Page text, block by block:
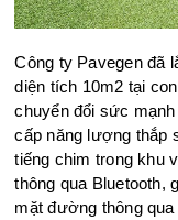
Công ty Pavegen đã
diện tích 10m2 tại
chuyển đổi sức
cấp năng lượng thắp
tiếng chim trong khu
thông qua Bluetooth,
mặt đường thông